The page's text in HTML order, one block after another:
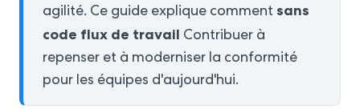
agilité. Ce guide explique comment sans
code flux de travail Contribuer à
repenser et à moderniser la conformité
pour les équipes d'aujourd'hui.